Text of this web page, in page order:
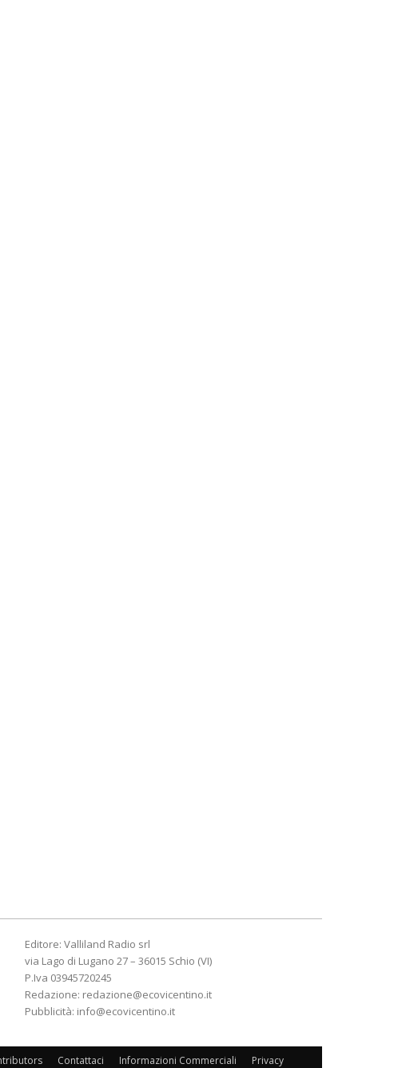
Editore: Valliland Radio srl
via Lago di Lugano 27 – 36015 Schio (VI)
P.Iva 03945720245
Redazione: redazione@ecovicentino.it
Pubblicità: info@ecovicentino.it
Contattaci Informazioni Commerciali Privacy